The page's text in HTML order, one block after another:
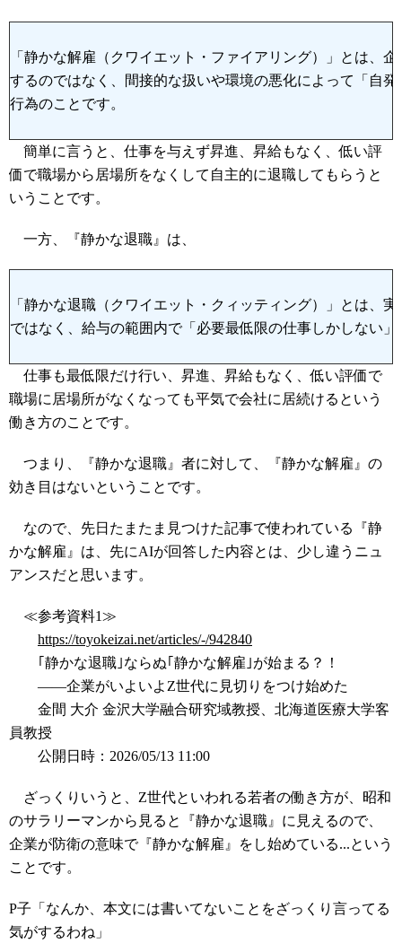
「静かな解雇（クワイエット・ファイアリング）」とは、
するのではなく、間接的な扱いや環境の悪化によって「自
行為のことです。
簡単に言うと、仕事を与えず昇進、昇給もなく、低い評
価で職場から居場所をなくして自主的に退職してもらうと
いうことです。
一方、『静かな退職』は、
「静かな退職（クワイエット・クィッティング）」とは、
ではなく、給与の範囲内で「必要最低限の仕事しかしない
仕事も最低限だけ行い、昇進、昇給もなく、低い評価で
職場に居場所がなくなっても平気で会社に居続けるという
働き方のことです。
つまり、『静かな退職』者に対して、『静かな解雇』の
効き目はないということです。
なので、先日たまたま見つけた記事で使われている『静
かな解雇』は、先にAIが回答した内容とは、少し違うニュ
アンスだと思います。
≪参考資料1≫
https://toyokeizai.net/articles/-/942840
｢静かな退職｣ならぬ｢静かな解雇｣が始まる？！
――企業がいよいよZ世代に見切りをつけ始めた
金間 大介 金沢大学融合研究域教授、北海道医療大学客
員教授
公開日時：2026/05/13 11:00
ざっくりいうと、Z世代といわれる若者の働き方が、昭和
のサラリーマンから見ると『静かな退職』に見えるので、
企業が防衛の意味で『静かな解雇』をし始めている...という
ことです。
P子「なんか、本文には書いてないことをざっくり言ってる
気がするわね」